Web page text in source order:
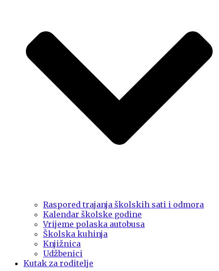
Raspored trajanja školskih sati i odmora
Kalendar školske godine
Vrijeme polaska autobusa
Školska kuhinja
Knjižnica
Udžbenici
Kutak za roditelje